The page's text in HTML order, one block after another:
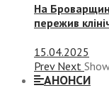
На
пережив
15.04.2025
Prev Next
АНОНСИ